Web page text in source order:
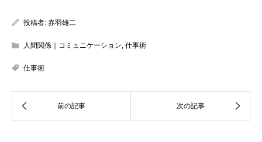
投稿者: 赤羽雄二
人間関係｜コミュニケーション 仕事術
仕事術